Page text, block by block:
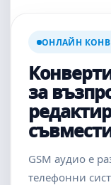
ОНЛАЙН
за
GSM аудио е
телефонни